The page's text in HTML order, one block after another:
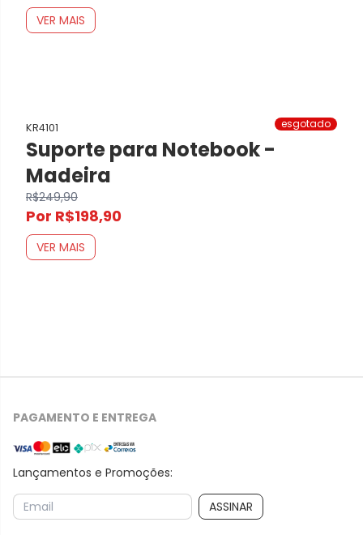
VER MAIS
esgotado
KR4101
Suporte para Notebook -
Madeira
R$249,90
Por R$198,90
VER MAIS
PAGAMENTO E ENTREGA
Lançamentos e Promoções:
ASSINAR